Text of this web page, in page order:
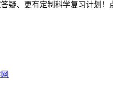
疑、更有定制科学复习计划！